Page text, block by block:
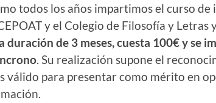
todos los años impartimos el curso
y el Colegio de Filosofía y Letras
duración de 3 meses, cuesta 100€ y se
. Su realización supone el
válido para presentar como mérito en